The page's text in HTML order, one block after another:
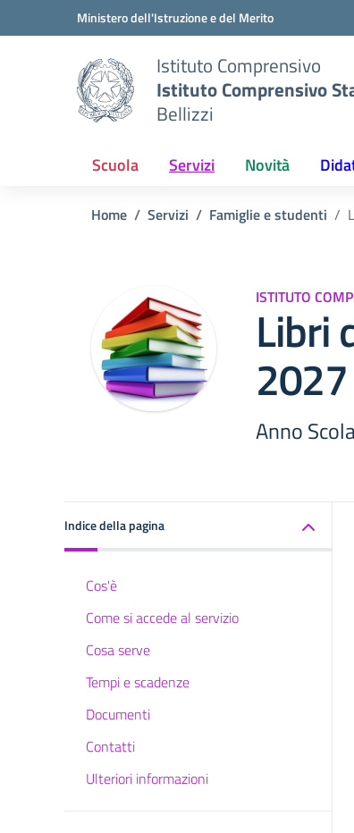
Vai ai contenuti
Vai al menu di navigazioneMinistero dell'Istruzione e del Merito
Istituto Comprensivo
Istituto Comprensivo
Bellizzi
Scuola Servizi Novità
Home Servizi Famiglie e studenti
ISTITUTO
Libri
2027
Anno
Indice della pagina
Cos'è
Come si accede al servizio
Cosa serve
Tempi e scadenze
Documenti
Contatti
Ulteriori informazioni